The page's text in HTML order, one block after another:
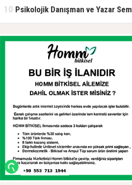
10 Psikolojik Danışman ve Yazar Semra Durmuş: Ruhsal Yolculukları Kelimelere Taşıyan Bir İsim